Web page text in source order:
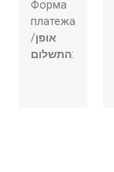
Форма
платежа
/אופן
התשלום: